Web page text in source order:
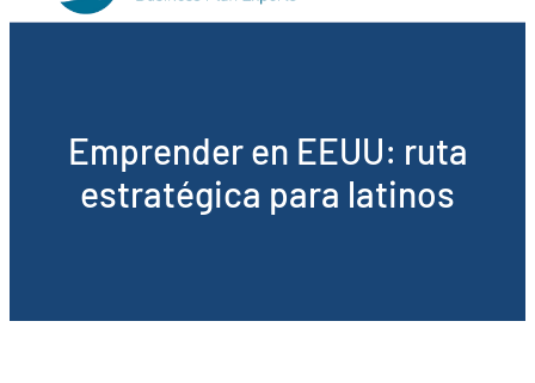
Emprender en EEUU: ruta
estratégica para latinos